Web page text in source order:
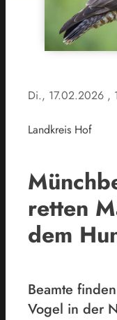
Di., 17.02.2026 ,
Landkreis Hof
retten
dem
Beamte
Vogel in der